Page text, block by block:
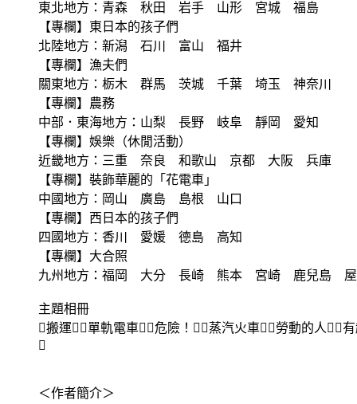
東北地方：青森 秋田 岩手 山形 宮城 福島
【專欄】東日本的孩子們
北陸地方：新潟 石川 富山 福井
【專欄】漁夫們
關東地方：栃木 群馬 茨城 千葉 埼玉 神奈川
【專欄】農務
中部．東海地方：山梨 長野 岐阜 靜岡 愛知
【專欄】娛樂（休閒活動）
近畿地方：三重 奈良 和歌山 京都 大阪 兵庫
【專欄】裝飾華麗的「花電車」
中國地方：岡山 廣島 島根 山口
【專欄】西日本的孩子們
四國地方：香川 愛媛 德島 高知
【專欄】大合照
九州地方：福岡 大分 長崎 熊本 宮崎 鹿兒島
主題相冊
搬運單軌電車危險！蒸汽火車勞動的人

＜作者簡介＞